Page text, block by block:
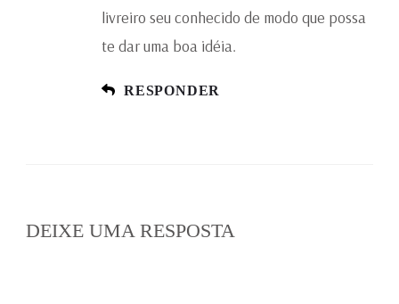
livreiro seu conhecido de modo que possa
te dar uma boa idéia.
RESPONDER
DEIXE UMA RESPOSTA